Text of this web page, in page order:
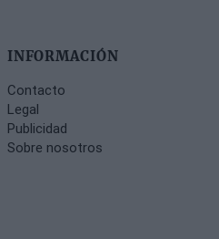
INFORMACIÓN
Contacto
Legal
Publicidad
Sobre nosotros